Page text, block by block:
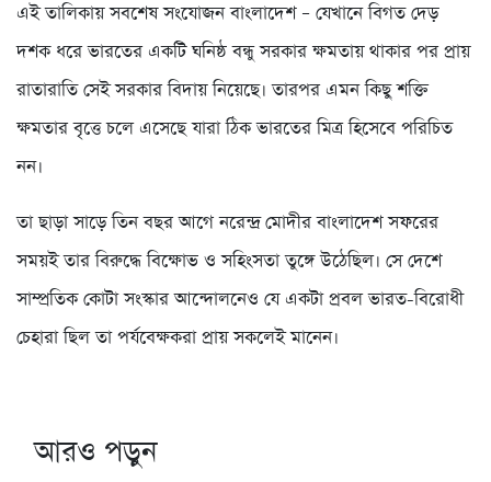
এই তালিকায় সবশেষ সংযোজন বাংলাদেশ – যেখানে বিগত দেড়
দশক ধরে ভারতের একটি ঘনিষ্ঠ বন্ধু সরকার ক্ষমতায় থাকার পর প্রায়
রাতারাতি সেই সরকার বিদায় নিয়েছে। তারপর এমন কিছু শক্তি
ক্ষমতার বৃত্তে চলে এসেছে যারা ঠিক ভারতের মিত্র হিসেবে পরিচিত
নন।
তা ছাড়া সাড়ে তিন বছর আগে নরেন্দ্র মোদীর বাংলাদেশ সফরের
সময়ই তার বিরুদ্ধে বিক্ষোভ ও সহিংসতা তুঙ্গে উঠেছিল। সে দেশে
সাম্প্রতিক কোটা সংস্কার আন্দোলনেও যে একটা প্রবল ভারত-বিরোধী
চেহারা ছিল তা পর্যবেক্ষকরা প্রায় সকলেই মানেন।
আরও পড়ুন